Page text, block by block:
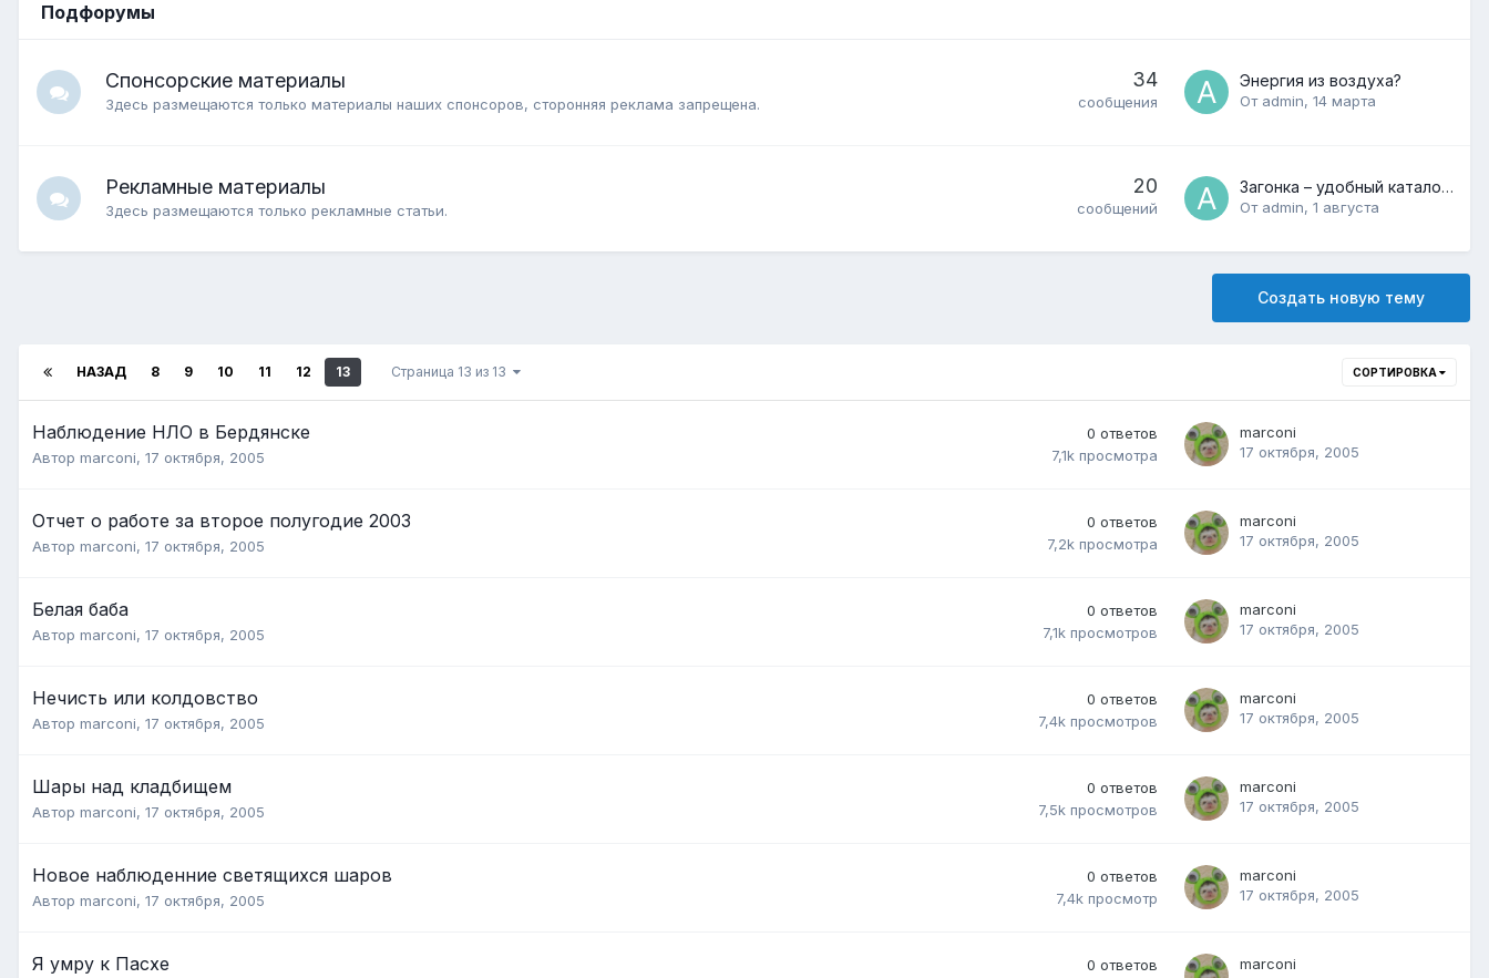
Подфорумы
Спонсорские материалы
Здесь размещаются только материалы наших спонсоров, сторонняя реклама запрещена.
34
сообщения
Энергия из воздуха?
От admin, 14 марта
Рекламные материалы
Здесь размещаются только рекламные статьи.
20
сообщений
Загонка – удобный каталог фильмов и сериалов для онлайн-просмотра
От admin, 1 августа
Создать новую тему
СОРТИРОВКА
НАЗАД 8 9 10 11 12 13 Страница 13 из 13
Наблюдение НЛО в Бердянске
Автор marconi, 17 октября, 2005
0 ответов
7,1k просмотра
marconi
17 октября, 2005
Отчет о работе за второе полугодие 2003
Автор marconi, 17 октября, 2005
0 ответов
7,2k просмотра
marconi
17 октября, 2005
Белая баба
Автор marconi, 17 октября, 2005
0 ответов
7,1k просмотров
marconi
17 октября, 2005
Нечисть или колдовство
Автор marconi, 17 октября, 2005
0 ответов
7,4k просмотров
marconi
17 октября, 2005
Шары над кладбищем
Автор marconi, 17 октября, 2005
0 ответов
7,5k просмотров
marconi
17 октября, 2005
Новое наблюденние светящихся шаров
Автор marconi, 17 октября, 2005
0 ответов
7,4k просмотр
marconi
17 октября, 2005
Я умру к Пасхе 0 ответов
marconi